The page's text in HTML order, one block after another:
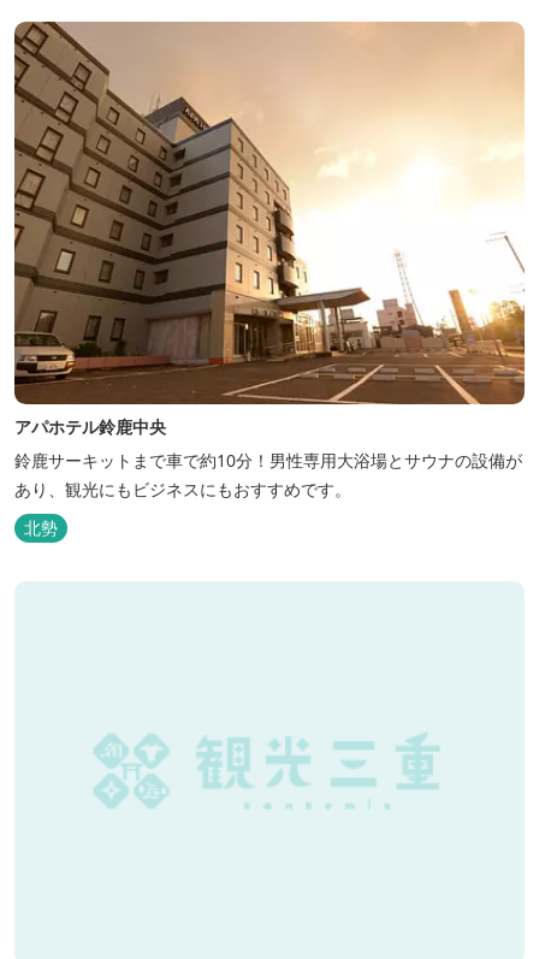
セットなどの食材も事前にご...
アパホテル鈴鹿中央
鈴鹿サーキットまで車で約10分！男性専用大浴場とサウナの設備が
あり、観光にもビジネスにもおすすめです。
北勢